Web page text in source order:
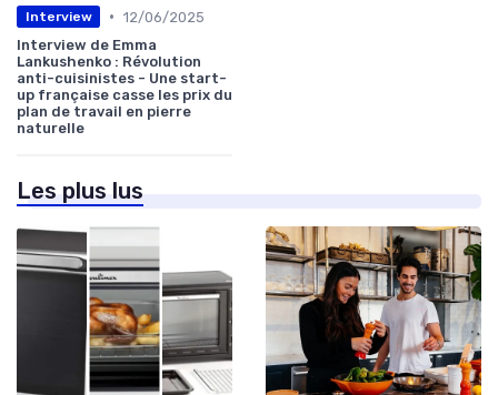
Interview • 12/06/2025
Interview de Emma
Lankushenko : Révolution
anti-cuisinistes - Une start-
up française casse les prix du
plan de travail en pierre
naturelle
Les plus lus